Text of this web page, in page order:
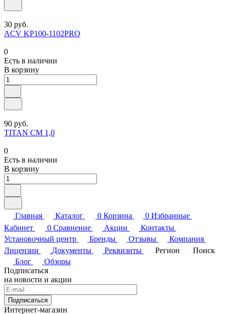
30 руб.
ACV KP100-1102PRO
0
Есть в наличии
В корзину
90 руб.
TITAN СМ 1,0
0
Есть в наличии
В корзину
Главная Каталог 0 Корзина 0 Избранные
Кабинет
0 Сравнение Акции
Контакты
Установочный центр
Бренды Отзывы
Компания
Лицензии
Документы Реквизиты Регион
Поиск
Блог
Обзоры
Подписаться
на новости и акции
Подписаться
Интернет-магазин